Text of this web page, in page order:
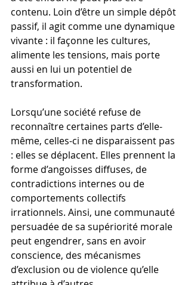
contenu. Loin d’être un simple dépôt
passif, il agit comme une dynamique
vivante : il façonne les cultures,
alimente les tensions, mais porte
aussi en lui un potentiel de
transformation.
Lorsqu’une société refuse de
reconnaître certaines parts d’elle-
même, celles-ci ne disparaissent pas
: elles se déplacent. Elles prennent la
forme d’angoisses diffuses, de
contradictions internes ou de
comportements collectifs
irrationnels. Ainsi, une communauté
persuadée de sa supériorité morale
peut engendrer, sans en avoir
conscience, des mécanismes
d’exclusion ou de violence qu’elle